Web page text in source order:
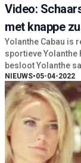
Video:
met knappe
Yolanthe Cabau is
sportieve Yolanthe
besloot Yolanthe
NIEUWS•05-04-2022